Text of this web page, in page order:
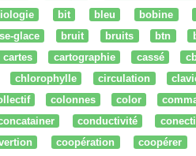
bit bleu bobine
glace bruit bruits btn
cartes cartographie cassé
chlorophylle circulation
colonnes color
conductivité
coopération coopérer